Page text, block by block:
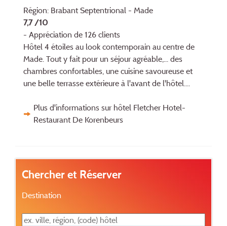
Région: Brabant Septentrional - Made
7,7 /10
- Appréciation de 126 clients
Hôtel 4 étoiles au look contemporain au centre de
Made. Tout y fait pour un séjour agréable,... des
chambres confortables, une cuisine savoureuse et
une belle terrasse extérieure à l'avant de l'hôtel....
Plus d'informations sur hôtel Fletcher Hotel-
Restaurant De Korenbeurs
Chercher et Réserver
Destination